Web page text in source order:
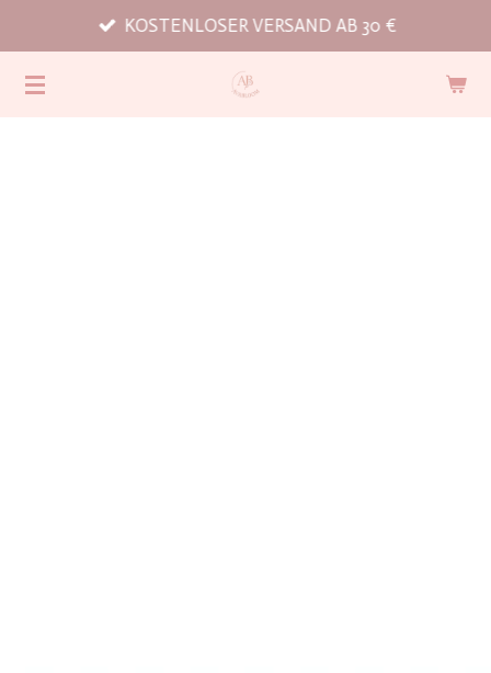
Hauptinhalt
springen
KOSTENLOSER VERSAND AB 30 €